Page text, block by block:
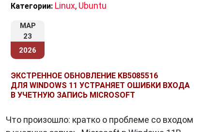
Категории: Linux, Ubuntu
МАР
23
2026
ЭКСТРЕННОЕ ОБНОВЛЕНИЕ KB5085516
ДЛЯ WINDOWS 11 УСТРАНЯЕТ ОШИБКИ ВХОДА
В УЧЕТНУЮ ЗАПИСЬ MICROSOFT
Что произошло: кратко о проблеме со входом